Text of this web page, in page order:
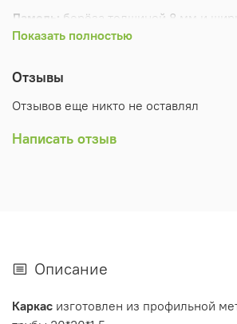
Ламель: берёза толщиной 8 мм и
крепление ламели поверх
местах сгиба защищён уголками из
Показать полностью
Отзывы
Отзывов еще никто не оставлял
Написать отзыв
Описание
Каркас изготовлен из профильной